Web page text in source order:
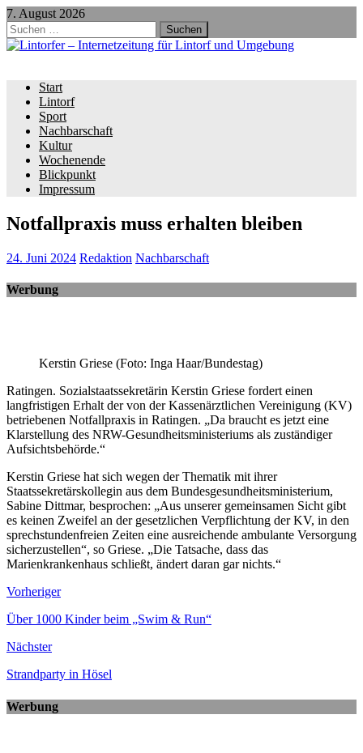
7. August 2026
Suchen
nach:
Start
Lintorf
Sport
Nachbarschaft
Kultur
Wochenende
Blickpunkt
Impressum
Notfallpraxis muss erhalten bleiben
24. Juni 2024 Redaktion Nachbarschaft
Werbung
Kerstin Griese (Foto: Inga Haar/Bundestag)
Ratingen. Sozialstaatssekretärin Kerstin Griese fordert einen
langfristigen Erhalt der von der Kassenärztlichen Vereinigung (KV)
betriebenen Notfallpraxis in Ratingen. „Da braucht es jetzt eine
Klarstellung des NRW-Gesundheitsministeriums als zuständiger
Aufsichtsbehörde.“
Kerstin Griese hat sich wegen der Thematik mit ihrer
Staatssekretärskollegin aus dem Bundesgesundheitsministerium,
Sabine Dittmar, besprochen: „Aus unserer gemeinsamen Sicht gibt
es keinen Zweifel an der gesetzlichen Verpflichtung der KV, in den
sprechstundenfreien Zeiten eine ausreichende ambulante Versorgung
sicherzustellen“, so Griese. „Die Tatsache, dass das
Marienkrankenhaus schließt, ändert daran gar nichts.“
Vorheriger
Über 1000 Kinder beim „Swim & Run“
Nächster
Strandparty in Hösel
Werbung